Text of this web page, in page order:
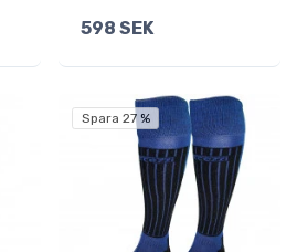
598 SEK
Spara 27 %